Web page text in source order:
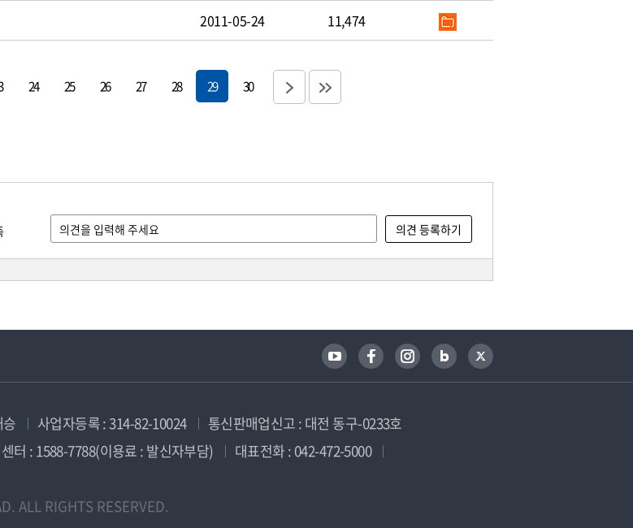
2011-05-24 11,474
24 25 26 27 28 29 30
사업자등록 : 314-82-10024
통신판매업신고 : 대전 동구-0233호
터 : 1588-7788(이용료 : 발신자부담)
대표전화 : 042-472-5000
ALL RIGHTS RESERVED.